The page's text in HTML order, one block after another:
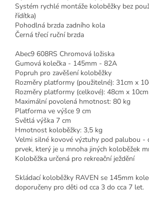
Systém rychlé montáže koloběžky bez
řídítka)
Pohodlná brzda zadního kola
Černá třecí ruční brzda
Abec9 608RS Chromová ložiska
Gumová kolečka - 145mm - 82A
Popruh pro zavěšení koloběžky
Rozměry platformy (použitelné): 31cm x
Rozměry platformy (celkové): 48cm x 10cm
Maximální povolená hmotnost: 80 kg
Platforma ve výšce 9 cm
Světlá výška 7 cm
Hmotnost koloběžky: 3,5 kg
Velmi silné kovové výztuhy pod palubou -
prvek, který je u mnoha jiných koloběžek
Koloběžka určená pro rekreační ježdění
Skládací koloběžky RAVEN se 145mm
doporučeny pro děti od cca 3 do cca 7 let.